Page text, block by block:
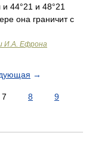
44°21 и 48°21
она граничит с
И.А. Ефрона
→
7 8
9